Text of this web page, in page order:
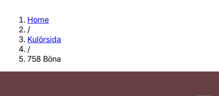
Home
/
Kulörsida
/
758 Böna